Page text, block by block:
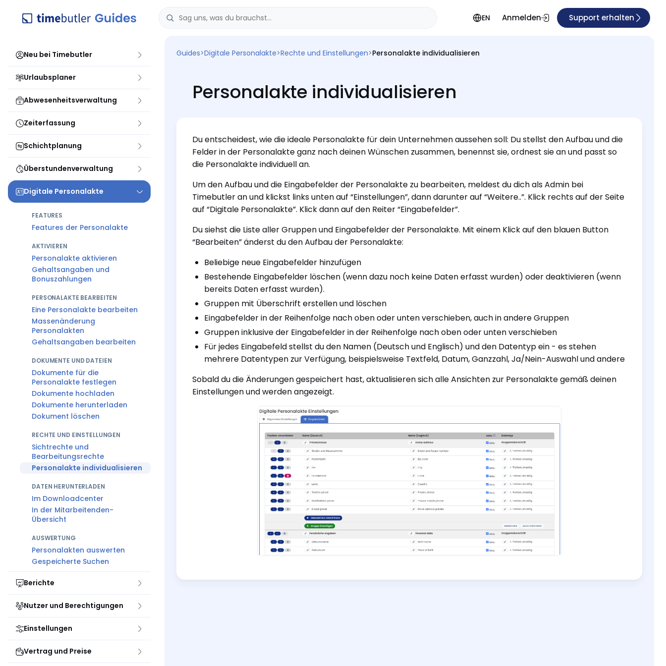
EN Anmelden Support erhalten
Neu bei Timebutler
Urlaubsplaner
Abwesenheitsverwaltung
Zeiterfassung
Schichtplanung
Überstundenverwaltung
Digitale Personalakte
FEATURES
Features der Personalakte
AKTIVIEREN
Personalakte aktivieren
Gehaltsangaben und
Bonuszahlungen
PERSONALAKTE BEARBEITEN
Eine Personalakte bearbeiten
Massenänderung
Personalakten
Gehaltsangaben bearbeiten
DOKUMENTE UND DATEIEN
Dokumente für die
Personalakte festlegen
Dokumente hochladen
Dokumente herunterladen
Dokument löschen
RECHTE UND EINSTELLUNGEN
Sichtrechte und
Bearbeitungsrechte
Personalakte individualisieren
DATEN HERUNTERLADEN
Im Downloadcenter
In der Mitarbeitenden-
Übersicht
AUSWERTUNG
Personalakten auswerten
Gespeicherte Suchen
Berichte
Nutzer und Berechtigungen
Einstellungen
Vertrag und Preise
Guides>Digitale Personalakte>Rechte und Einstellungen>Personalakte individualisieren
Personalakte individualisieren
Du entscheidest, wie die ideale Personalakte für dein Unternehmen aussehen soll: Du stellst den Aufbau und die
Felder in der Personalakte ganz nach deinen Wünschen zusammen, benennst sie, ordnest sie an und passt so
die Personalakte individuell an.
Um den Aufbau und die Eingabefelder der Personalakte zu bearbeiten, meldest du dich als Admin bei
Timebutler an und klickst links unten auf “Einstellungen”, dann darunter auf “Weitere..”. Klick rechts auf der Seite
auf “Digitale Personalakte”. Klick dann auf den Reiter “Eingabefelder”.
Du siehst die Liste aller Gruppen und Eingabefelder der Personalakte. Mit einem Klick auf den blauen Button
“Bearbeiten” änderst du den Aufbau der Personalakte:
Beliebige neue Eingabefelder hinzufügen
Bestehende Eingabefelder löschen (wenn dazu noch keine Daten erfasst wurden) oder deaktivieren (wenn
bereits Daten erfasst wurden).
Gruppen mit Überschrift erstellen und löschen
Eingabefelder in der Reihenfolge nach oben oder unten verschieben, auch in andere Gruppen
Gruppen inklusive der Eingabefelder in der Reihenfolge nach oben oder unten verschieben
Für jedes Eingabefeld stellst du den Namen (Deutsch und Englisch) und den Datentyp ein - es stehen
mehrere Datentypen zur Verfügung, beispielsweise Textfeld, Datum, Ganzzahl, Ja/Nein-Auswahl und andere
Sobald du die Änderungen gespeichert hast, aktualisieren sich alle Ansichten zur Personalakte gemäß deinen
Einstellungen und werden angezeigt.